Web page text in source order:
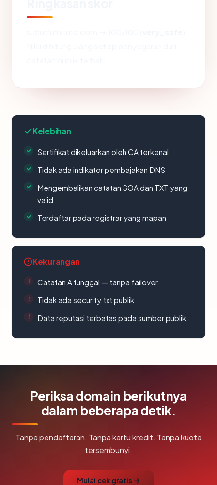
Kelebihan
Sertifikat dikeluarkan oleh CA terkenal
Tidak ada indikator pembajakan DNS
Mengembalikan catatan SOA dan TXT yang
valid
Terdaftar pada registrar yang mapan
Kekurangan
Catatan A tunggal — tanpa failover
Tidak ada security.txt publik
Data reputasi terbatas pada sumber publik
Periksa domain berikutnya
dalam beberapa detik.
Tanpa pendaftaran. Tanpa kartu kredit. Tanpa kuota
tersembunyi.
Mulai cek gratis →